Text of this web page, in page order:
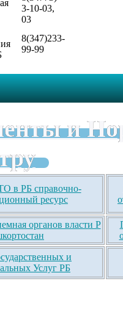
3-10-03,
03
8(347)233-
99-99
и
в РБ справочно-
ресурс
органов власти Р
и
Услуг РБ